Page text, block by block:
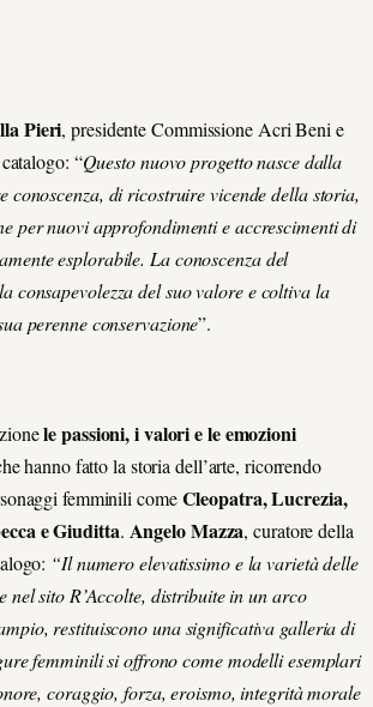
Pieri, presidente Commissione Acri Beni e
“Questo nuovo progetto nasce dalla
conoscenza, di ricostruire vicende della storia,
per nuovi approfondimenti e accrescimenti di
esplorabile. La conoscenza del
consapevolezza del suo valore e coltiva la
perenne conservazione”.
le passioni, i valori e le emozioni
hanno fatto la storia dell’arte, ricorrendo
femminili comeCleopatra, Lucrezia,
e Giuditta. Angelo Mazza, curatore della
“Il numero elevatissimo e la varietà delle
nel sito R’Accolte, distribuite in un arco
restituiscono una significativa galleria di
femminili si offrono come modelli esemplari
coraggio, forza, eroismo, integrità morale